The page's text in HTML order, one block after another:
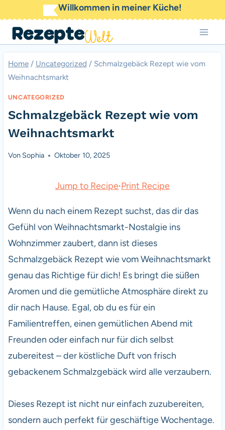
Inhalt
springen
Willkommen in meiner Küche!
Home / Uncategorized / Schmalzgebäck Rezept wie vom
Weihnachtsmarkt
UNCATEGORIZED
Schmalzgebäck Rezept wie vom
Weihnachtsmarkt
Von Sophia Oktober 10, 2025
Jump to Recipe·Print Recipe
Wenn du nach einem Rezept suchst, das dir das
Gefühl von Weihnachtsmarkt-Nostalgie ins
Wohnzimmer zaubert, dann ist dieses
Schmalzgebäck Rezept wie vom Weihnachtsmarkt
genau das Richtige für dich! Es bringt die süßen
Aromen und die gemütliche Atmosphäre direkt zu
dir nach Hause. Egal, ob du es für ein
Familientreffen, einen gemütlichen Abend mit
Freunden oder einfach nur für dich selbst
zubereitest – der köstliche Duft von frisch
gebackenem Schmalzgebäck wird alle verzaubern.
Dieses Rezept ist nicht nur einfach zuzubereiten,
sondern auch perfekt für geschäftige Wochentage.